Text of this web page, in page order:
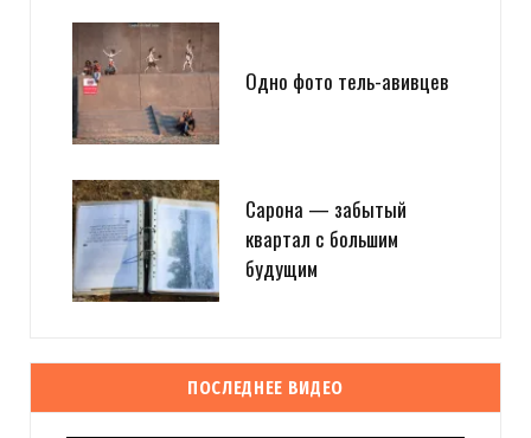
Одно фото тель-авивцев
Сарона — забытый
квартал с большим
будущим
ПОСЛЕДНЕЕ ВИДЕО